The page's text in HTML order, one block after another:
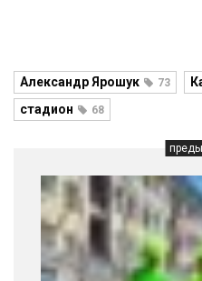
Александр Ярошук 73
стадион 68